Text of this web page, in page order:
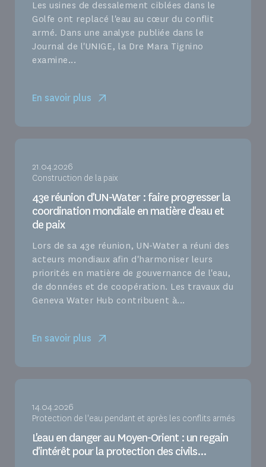
Les usines de dessalement ciblées dans le
Golfe ont replacé l'eau au cœur du conflit
armé. Dans une analyse publiée dans le
Journal de l'UNIGE, la Dre Mara Tignino
examine...
En savoir plus
21.04.2026
Construction de la paix
43e réunion d'UN-Water : faire progresser la
coordination mondiale en matière d'eau et
de paix
Lors de sa 43e réunion, UN-Water a réuni des
acteurs mondiaux afin d'harmoniser leurs
priorités en matière de gouvernance de l'eau,
de données et de coopération. Les travaux du
Geneva Water Hub contribuent à...
En savoir plus
14.04.2026
Protection de l'eau pendant et après les conflits armés
L'eau en danger au Moyen-Orient : un regain
d'intérêt pour la protection des civils...